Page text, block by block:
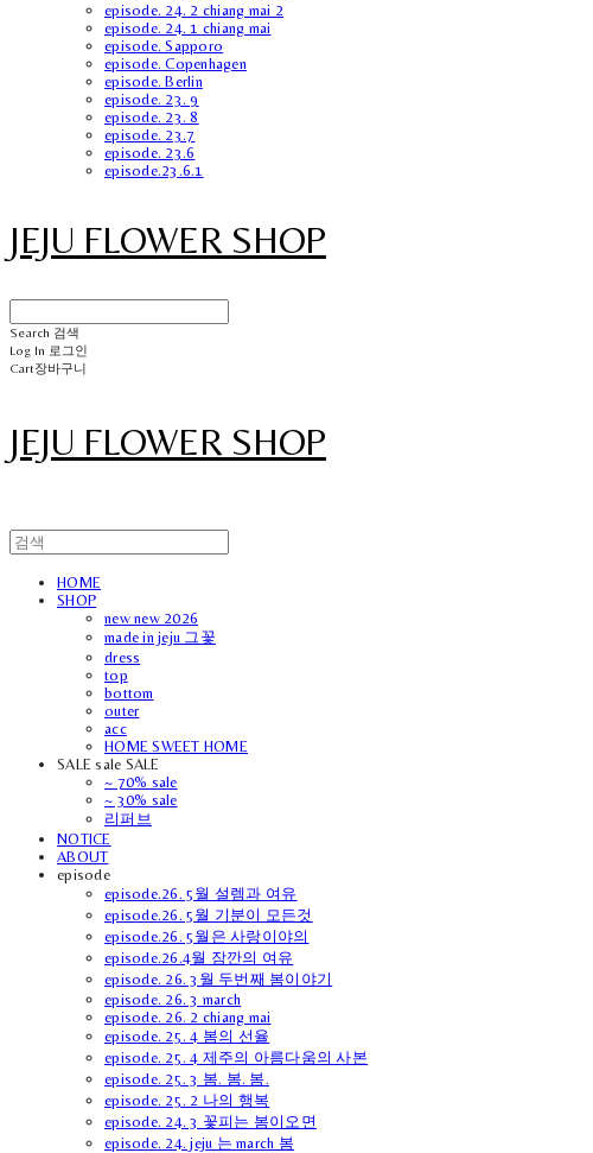
episode. 24. 2 chiang mai 2
episode. 24. 1 chiang mai
episode. Sapporo
episode. Copenhagen
episode. Berlin
episode. 23. 9
episode. 23. 8
episode. 23.7
episode. 23.6
episode.23.6.1
JEJU FLOWER SHOP
Search 검색
Log In 로그인
Cart장바구니
JEJU FLOWER SHOP
HOME
SHOP
new new 2026
made in jeju 그꽃
dress
top
bottom
outer
acc
HOME SWEET HOME
SALE sale SALE
~ 70% sale
~ 30% sale
리퍼브
NOTICE
ABOUT
episode
episode.26. 5월 설렘과 여유
episode.26. 5월 기분이 모든것
episode.26. 5월은 사랑이야의
episode.26.4월 잠깐의 여유
episode. 26. 3월 두번째 봄이야기
episode. 26. 3 march
episode. 26. 2 chiang mai
episode. 25. 4 봄의 선율
episode. 25. 4 제주의 아름다움의 사본
episode. 25. 3 봄. 봄. 봄.
episode. 25. 2 나의 행복
episode. 24. 3 꽃피는 봄이오면
episode. 24. jeju 는 march 봄